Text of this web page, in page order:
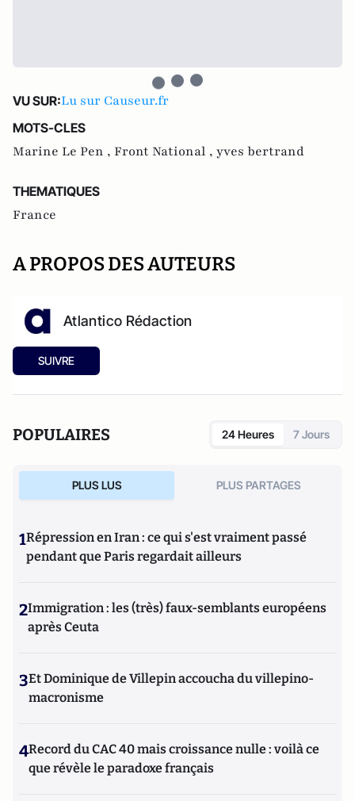
VU SUR:Lu sur Causeur.fr
MOTS-CLES
Marine Le Pen , Front National , yves bertrand
THEMATIQUES
France
A PROPOS DES AUTEURS
Atlantico Rédaction
SUIVRE
POPULAIRES 24 Heures 7 Jours
PLUS LUS PLUS PARTAGES
1Répression en Iran : ce qui s'est vraiment passé
pendant que Paris regardait ailleurs
2Immigration : les (très) faux-semblants européens
après Ceuta
3Et Dominique de Villepin accoucha du villepino-
macronisme
4Record du CAC 40 mais croissance nulle : voilà ce
que révèle le paradoxe français